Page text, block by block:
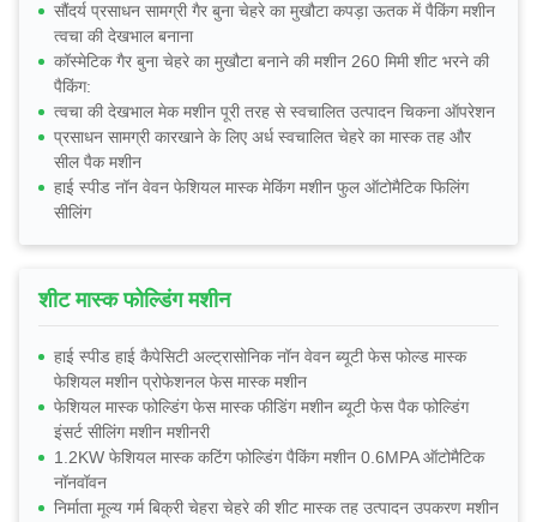
सौंदर्य प्रसाधन सामग्री गैर बुना चेहरे का मुखौटा कपड़ा ऊतक में पैकिंग मशीन
त्वचा की देखभाल बनाना
कॉस्मेटिक गैर बुना चेहरे का मुखौटा बनाने की मशीन 260 मिमी शीट भरने की
पैकिंग:
त्वचा की देखभाल मेक मशीन पूरी तरह से स्वचालित उत्पादन चिकना ऑपरेशन
प्रसाधन सामग्री कारखाने के लिए अर्ध स्वचालित चेहरे का मास्क तह और
सील पैक मशीन
हाई स्पीड नॉन वेवन फेशियल मास्क मेकिंग मशीन फुल ऑटोमैटिक फिलिंग
सीलिंग
शीट मास्क फोल्डिंग मशीन
हाई स्पीड हाई कैपेसिटी अल्ट्रासोनिक नॉन वेवन ब्यूटी फेस फोल्ड मास्क
फेशियल मशीन प्रोफेशनल फेस मास्क मशीन
फेशियल मास्क फोल्डिंग फेस मास्क फीडिंग मशीन ब्यूटी फेस पैक फोल्डिंग
इंसर्ट सीलिंग मशीन मशीनरी
1.2KW फेशियल मास्क कटिंग फोल्डिंग पैकिंग मशीन 0.6MPA ऑटोमैटिक
नॉनवॉवन
निर्माता मूल्य गर्म बिक्री चेहरा चेहरे की शीट मास्क तह उत्पादन उपकरण मशीन